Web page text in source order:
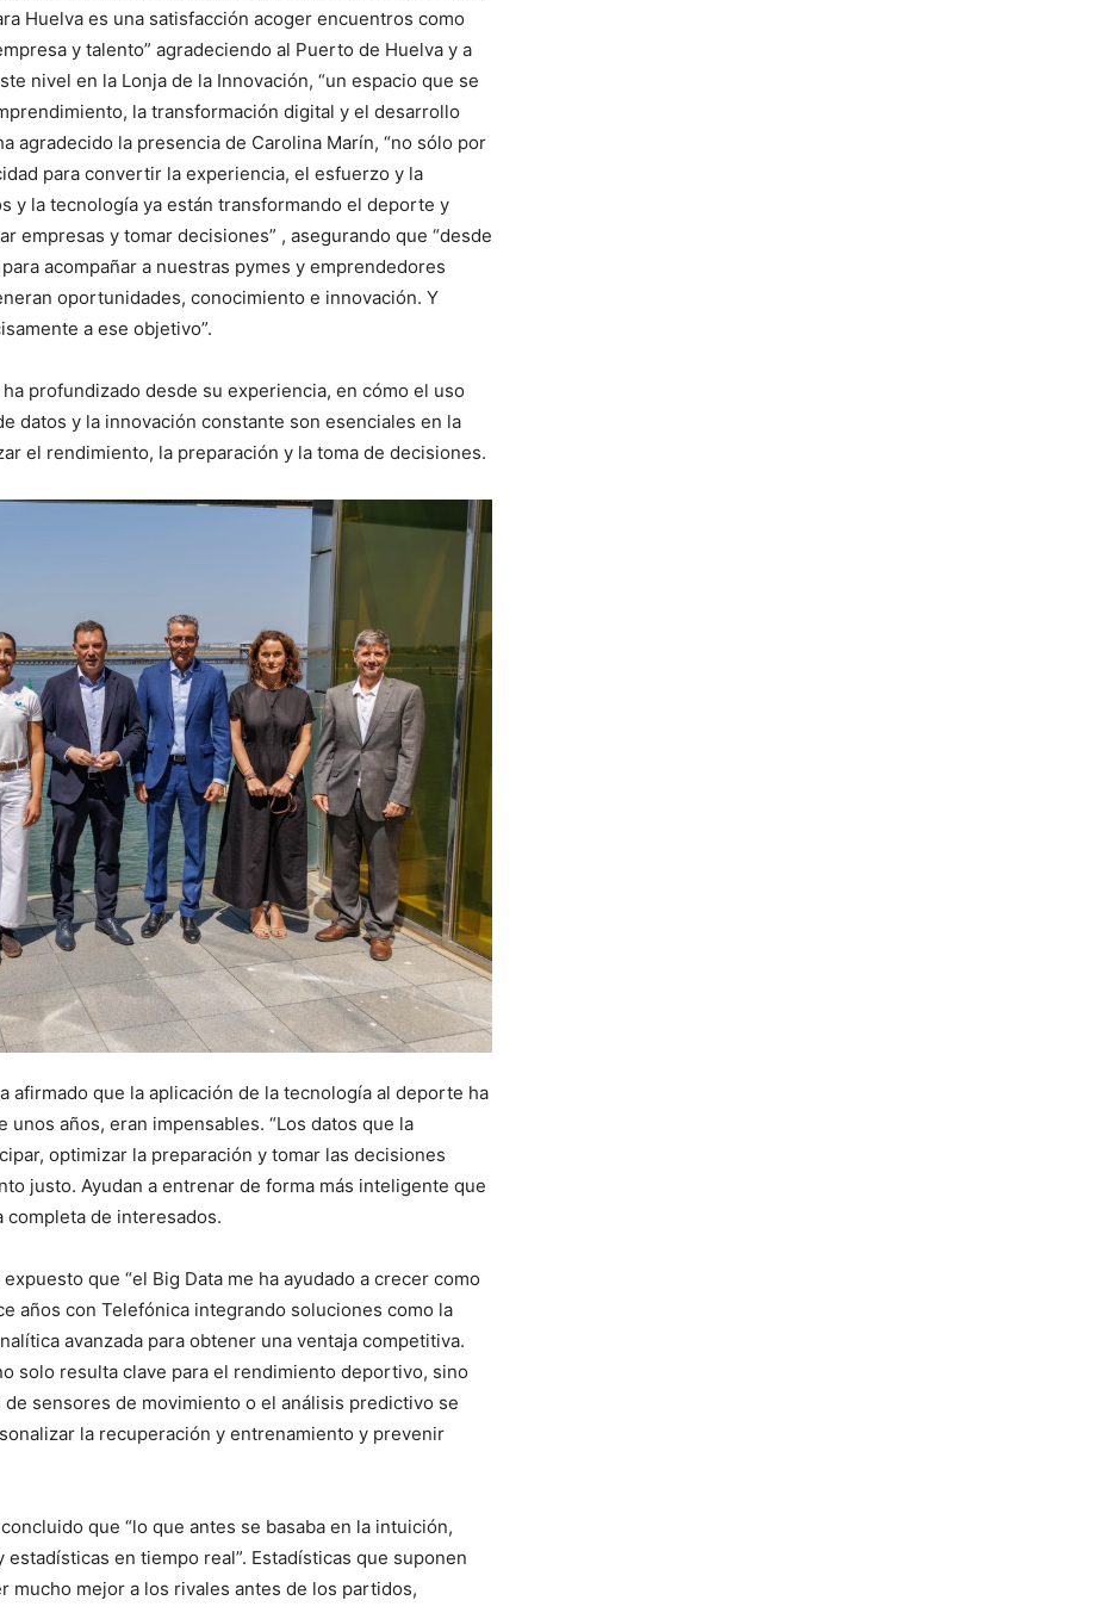
Huelva es una satisfacción acoger encuentros como
y talento” agradeciendo al Puerto de Huelva y a
nivel en la Lonja de la Innovación, “un espacio que se
la transformación digital y el desarrollo
agradecido la presencia de Carolina Marín, “no sólo por
para convertir la experiencia, el esfuerzo y la
y la tecnología ya están transformando el deporte y
empresas y tomar decisiones” , asegurando que “desde
acompañar a nuestras pymes y emprendedores
oportunidades, conocimiento e innovación. Y
a ese objetivo”.
profundizado desde su experiencia, en cómo el uso
datos y la innovación constante son esenciales en la
el rendimiento, la preparación y la toma de decisiones.
afirmado que la aplicación de la tecnología al deporte ha
años, eran impensables. “Los datos que la
optimizar la preparación y tomar las decisiones
justo. Ayudan a entrenar de forma más inteligente que
completa de interesados.
que “el Big Data me ha ayudado a crecer como
años con Telefónica integrando soluciones como la
avanzada para obtener una ventaja competitiva.
solo resulta clave para el rendimiento deportivo, sino
sensores de movimiento o el análisis predictivo se
la recuperación y entrenamiento y prevenir
que “lo que antes se basaba en la intuición,
en tiempo real”. Estadísticas que suponen
mucho mejor a los rivales antes de los partidos,